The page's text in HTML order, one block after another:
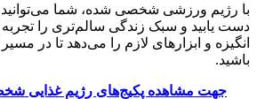
با رژیم ورزشی شخصی شده، شما می‌توانید
دست یابید و سبک زندگی سالم‌تری را تجربه
انگیزه و ابزارهای لازم را می‌دهد تا در
باشید.
جهت مشاهده پکیج‌های رژیم غذایی